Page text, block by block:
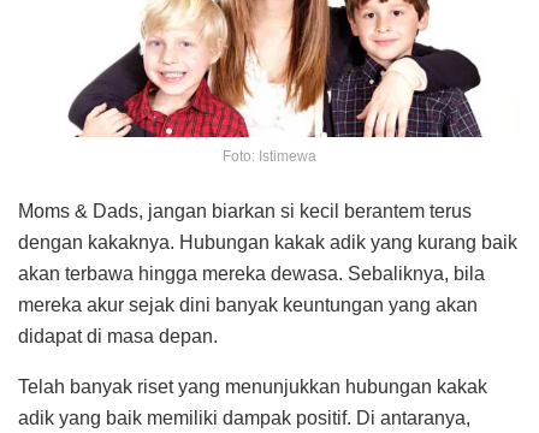
Foto: Istimewa
Moms & Dads, jangan biarkan si kecil berantem terus
dengan kakaknya. Hubungan kakak adik yang kurang baik
akan terbawa hingga mereka dewasa. Sebaliknya, bila
mereka akur sejak dini banyak keuntungan yang akan
didapat di masa depan.
Telah banyak riset yang menunjukkan hubungan kakak
adik yang baik memiliki dampak positif. Di antaranya,